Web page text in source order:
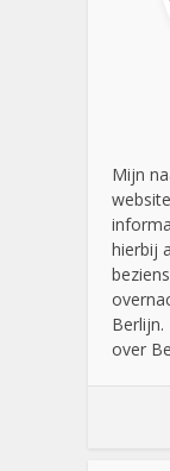
Mijn
hierbij
over